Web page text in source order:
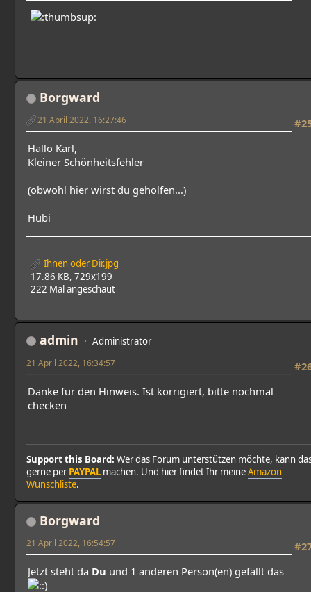
Borgward
21 April 2022, 16:27:46
Hallo Karl,
Kleiner Schönheitsfehler
(obwohl hier wirst du geholfen...)
Hubi
Ihnen oder Dir.jpg
17.86 KB, 729x199
222 Mal angeschaut
admin Administrator
21 April 2022, 16:34:57
Danke für den Hinweis. Ist korrigiert, bitte nochmal
checken
Support this Board: Wer das Forum unterstützen möchte, kann
gerne perPAYPAL machen. Und hier findet Ihr meineAmazon
Wunschliste.
Borgward
21 April 2022, 16:54:57
Jetzt steht da Du und 1 anderen Person(en) gefällt das